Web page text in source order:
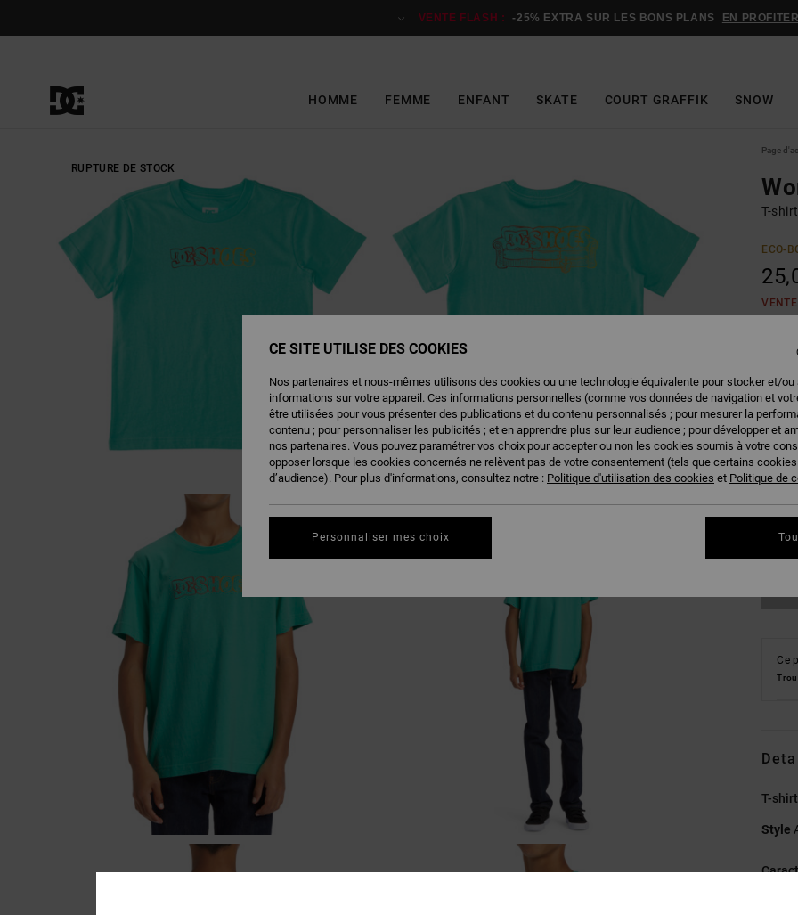
VENTE FLASH : -25% EXTRA SUR LES BONS PLANS EN PROFITER
HOMME FEMME ENFANT SKATE COURT GRAFFIK SNOW
RUPTURE DE STOCK
Page
T-
ECO-
Ce
T-
Style
CE SITE UTILISE DES COOKIES
Nos partenaires et nous-mêmes utilisons des cookies ou une technologie équivalente pour stocker et/ou
informations sur votre appareil. Ces informations personnelles (comme vos données de navigation et
être utilisées pour vous présenter des publications et du contenu personnalisés ; pour mesurer la
contenu ; pour personnaliser les publicités ; et en apprendre plus sur leur audience ; pour développer et
nos partenaires. Vous pouvez paramétrer vos choix pour accepter ou non les cookies soumis à votre
opposer lorsque les cookies concernés ne relèvent pas de votre consentement (tels que certains
d’audience). Pour plus d'informations, consultez notre : Politique d'utilisation des cookies et Politique de
Personnaliser mes choix